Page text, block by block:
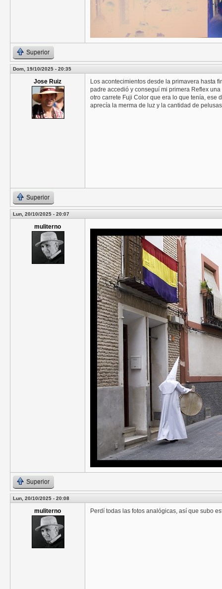
Superior
Dom, 19/10/2025 - 20:35
Jose Ruiz
Los acontecimientos desde la primavera hasta
padre accedió y conseguí mi primera Reflex
otro carrete Fuji Color que era lo que tenía, ese
aprecía la merma de luz y la cantidad de
Superior
Lun, 20/10/2025 - 20:07
muliterno
Superior
Lun, 20/10/2025 - 20:08
muliterno Perdí todas las fotos analógicas, así que subo